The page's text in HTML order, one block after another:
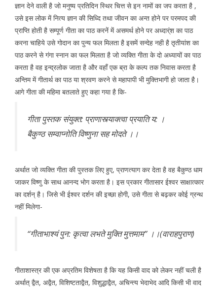
ज्ञान देने वाली है जो मनुष्य प्रतिदिन स्थिर चित्त से इन नामों का जप करता है ,
उसे इस लोक में नित्य ज्ञान की सिध्दि तथा जीवन का अन्त होने पर परमपद की
प्राप्ति होती है सम्पूर्ण गीता का पाठ करनें में असमर्थ होने पर अध्दार्ंश का पाठ
करना चाहिये उसे गोदान का पुन्य फल मिलता है इसमें सन्देह नही है तृतीयांश का
पाठ करने से गंगा स्नान का फल मिलता है जो व्यक्ति गीता के दो अध्यायों का पाठ
करता है वह इन्द्रलोक जाता है और वहाँ एक ब्रा के कल्प तक निवास करता है
अन्तिम में गीतार्थ का पाठ या श्रवण करने से महापापी भी मुक्तिभागी हो जाता है।
आगे गीता की महिमा बतलाते हुए कहा गया है कि-
गीता पुस्तक संयुक्त: प्राणास्त्याक्त्वा प्रयाति य: ।
बैकुण्ठ सम्वाप्नोति विष्णुना सह मोदते ।।
अर्थात जो व्यक्ति गीता की पुस्तक लिए हुए, प्राणत्याग कर देता है वह बैकुण्ठ धाम
जाकर विष्णु के साथ आनन्द भोग करता है। इस प्रकार गीतासार ईश्वर साक्षात्कार
का दर्शन् है। जिसे भी ईश्वर दर्शन की इच्छा होगी, उसे गीता से बढ़कर कोई ग्रन्थ
नहीं मिलेगा-
‘‘गीताभाश्यं पुन: कृत्वा लभते मुक्ति मुत्तमाम’’ ।।(वाराहपुराण)
गीताशास्त्र की एक अप्रतिम विशेषता है कि यह किसी वाद को लेकर नहीं चली है
अर्थात् द्वैत, अद्वैत, विशिष्टताद्वैत, विशुद्धाद्वैत, अचिन्त्य भेदाभेद आदि किसी भी वाद